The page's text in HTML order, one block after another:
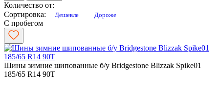
Количество от:
Сортировка:
Дешевле Дороже
С пробегом
Шины зимние шипованные б/у Bridgestone Blizzak Spike01
185/65 R14 90T